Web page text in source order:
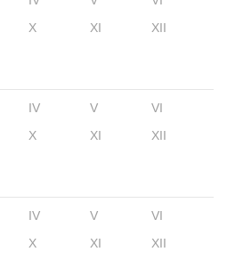
X XI XII
IV V
VI
X XI XII
IV V
VI
X XI XII